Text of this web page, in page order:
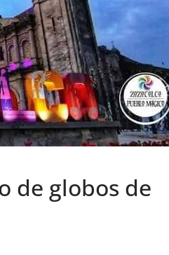
de globos de